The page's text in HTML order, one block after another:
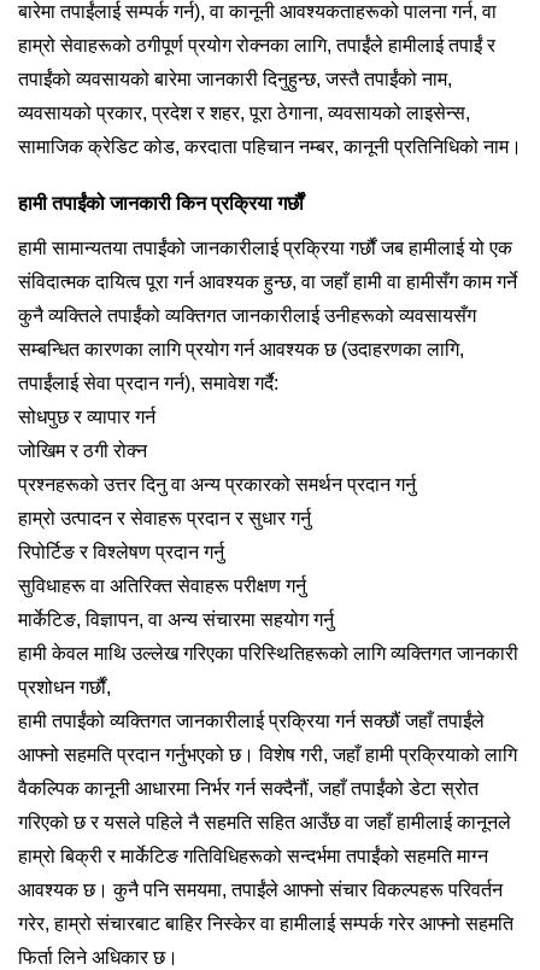
बारेमा तपाईंलाई सम्पर्क गर्न), वा कानूनी आवश्यकताहरूको पालना गर्न, वा
हाम्रो सेवाहरूको ठगीपूर्ण प्रयोग रोक्नका लागि, तपाईंले हामीलाई तपाईं र
तपाईंको व्यवसायको बारेमा जानकारी दिनुहुन्छ, जस्तै तपाईंको नाम,
व्यवसायको प्रकार, प्रदेश र शहर, पूरा ठेगाना, व्यवसायको लाइसेन्स,
सामाजिक क्रेडिट कोड, करदाता पहिचान नम्बर, कानूनी प्रतिनिधिको नाम।
हामी तपाईंको जानकारी किन प्रक्रिया गर्छौं
हामी सामान्यतया तपाईंको जानकारीलाई प्रक्रिया गर्छौं जब हामीलाई यो एक
संविदात्मक दायित्व पूरा गर्न आवश्यक हुन्छ, वा जहाँ हामी वा हामीसँग काम गर्ने
कुनै व्यक्तिले तपाईंको व्यक्तिगत जानकारीलाई उनीहरूको व्यवसायसँग
सम्बन्धित कारणका लागि प्रयोग गर्न आवश्यक छ (उदाहरणका लागि,
तपाईंलाई सेवा प्रदान गर्न), समावेश गर्दै:
सोधपुछ र व्यापार गर्न
जोखिम र ठगी रोक्न
प्रश्नहरूको उत्तर दिनु वा अन्य प्रकारको समर्थन प्रदान गर्नु
हाम्रो उत्पादन र सेवाहरू प्रदान र सुधार गर्नु
रिपोर्टिङ र विश्लेषण प्रदान गर्नु
सुविधाहरू वा अतिरिक्त सेवाहरू परीक्षण गर्नु
मार्केटिङ, विज्ञापन, वा अन्य संचारमा सहयोग गर्नु
हामी केवल माथि उल्लेख गरिएका परिस्थितिहरूको लागि व्यक्तिगत जानकारी
प्रशोधन गर्छौं,
हामी तपाईंको व्यक्तिगत जानकारीलाई प्रक्रिया गर्न सक्छौं जहाँ तपाईंले
आफ्नो सहमति प्रदान गर्नुभएको छ। विशेष गरी, जहाँ हामी प्रक्रियाको लागि
वैकल्पिक कानूनी आधारमा निर्भर गर्न सक्दैनौं, जहाँ तपाईंको डेटा स्रोत
गरिएको छ र यसले पहिले नै सहमति सहित आउँछ वा जहाँ हामीलाई कानूनले
हाम्रो बिक्री र मार्केटिङ गतिविधिहरूको सन्दर्भमा तपाईंको सहमति माग्न
आवश्यक छ। कुनै पनि समयमा, तपाईंले आफ्नो संचार विकल्पहरू परिवर्तन
गरेर, हाम्रो संचारबाट बाहिर निस्केर वा हामीलाई सम्पर्क गरेर आफ्नो सहमति
फिर्ता लिने अधिकार छ।